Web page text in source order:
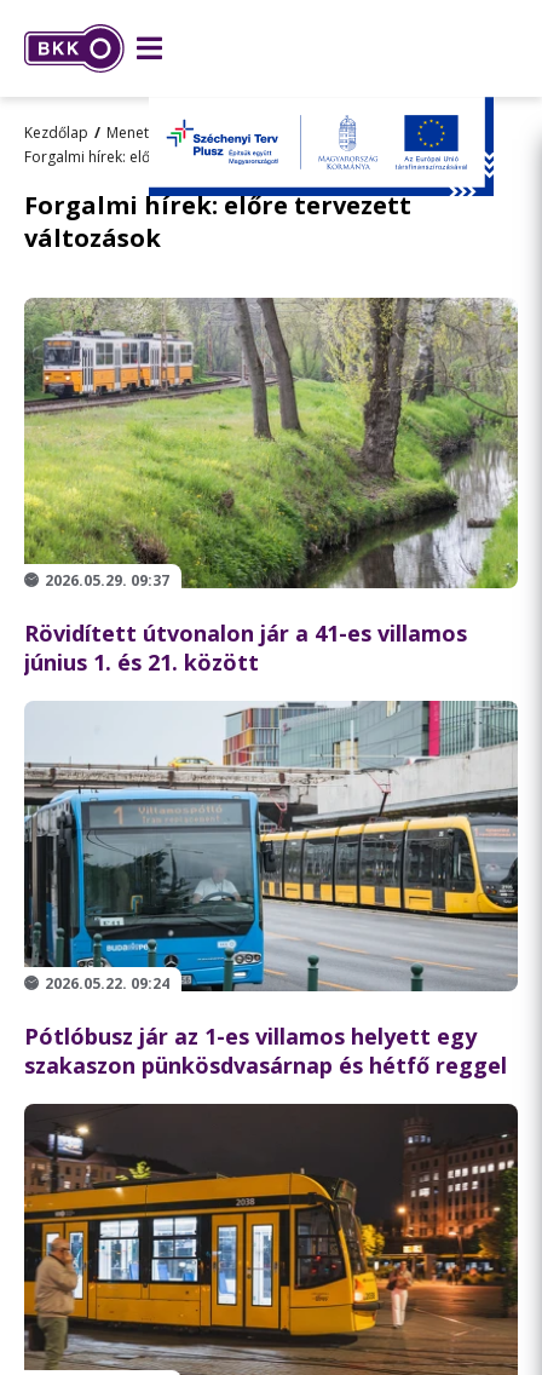
Kezdőlap
Menetrend, utazástervezés
Forgalmi hírek: előre tervezett változások
Tömegközlekedés
Forgalmi hírek: előre tervezett
változások
2026.05.29. 09:37
Rövidített útvonalon jár a 41-es villamos
június 1. és 21. között
2026.05.22. 09:24
Pótlóbusz jár az 1-es villamos helyett egy
szakaszon pünkösdvasárnap és hétfő reggel